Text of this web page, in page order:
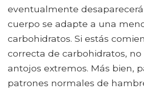
eventualmente
cuerpo se adapte a una
carbohidratos. Si estás
correcta de carbohidratos,
antojos extremos. Más bien,
patrones normales de